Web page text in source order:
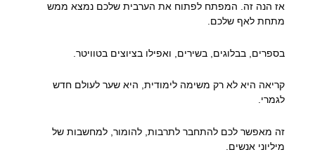
אז הנה זה. המפתח לפתוח את הערבית שלכם נמצא ממש
מתחת לאף שלכם.
בספרים, בבלוגים, בשירים, ואפילו בציוצים בטוויטר.
קריאה היא לא רק משימה לימודית, היא שער לעולם חדש
לגמרי.
זה מאפשר לכם להתחבר לתרבות, להומור, למחשבות של
מיליוני אנשים.